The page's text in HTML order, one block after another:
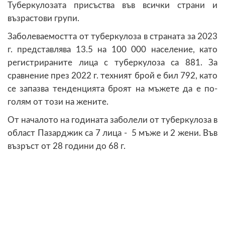
Туберкулозата присъства във всички страни и
възрастови групи.
Заболеваемостта от туберкулоза в страната за 2023
г. представлява 13.5 на 100 000 население, като
регистрираните лица с туберкулоза са 881. За
сравнение през 2022 г. техният брой е бил 792, като
се запазва тенденцията броят на мъжете да е по-
голям от този на жените.
От началото на годината заболели от туберкулоза в
област Пазарджик са 7 лица - 5 мъже и 2 жени. Във
възръст от 28 години до 68 г.